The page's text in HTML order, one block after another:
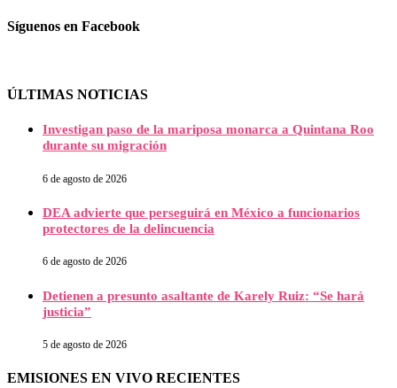
Síguenos en Facebook
ÚLTIMAS NOTICIAS
Investigan paso de la mariposa monarca a Quintana Roo
durante su migración
6 de agosto de 2026
DEA advierte que perseguirá en México a funcionarios
protectores de la delincuencia
6 de agosto de 2026
Detienen a presunto asaltante de Karely Ruiz: “Se hará
justicia”
5 de agosto de 2026
EMISIONES EN VIVO RECIENTES